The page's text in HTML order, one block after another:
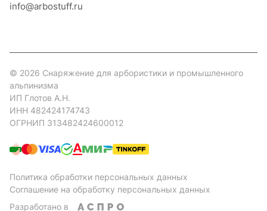
info@arbostuff.ru
© 2026 Снаряжение для арбористики и промышленного
альпинизма
ИП Глотов А.Н.
ИНН 482424174743
ОГРНИП 313482424600012
Политика обработки персональных данных
Соглашение на обработку персональных данных
Разработано в